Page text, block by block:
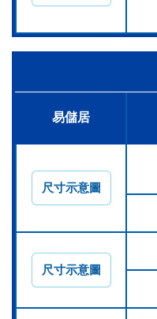
易儲居
尺寸示意圖
尺寸示意圖